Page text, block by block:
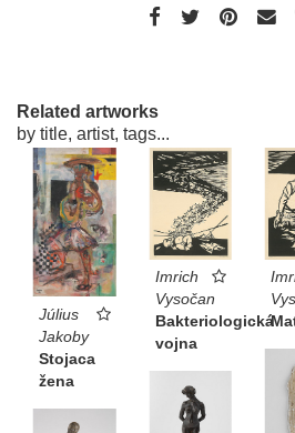
Related artworks
by title, artist, tags...
Július
Jakoby
Stojaca
žena
Imrich
Vysočan
Bakteriologická
vojna